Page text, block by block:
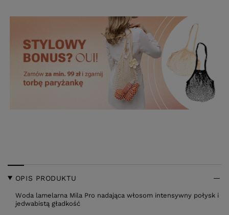
OPIS PRODUKTU
Woda lamelarna Mila Pro nadająca włosom intensywny połysk i
jedwabistą gładkość